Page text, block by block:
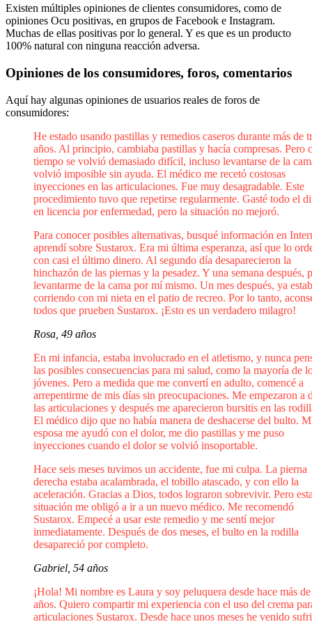
Existen múltiples opiniones de clientes consumidores, como de
opiniones Ocu positivas, en grupos de Facebook e Instagram.
Muchas de ellas positivas por lo general. Y es que es un producto
100% natural con ninguna reacción adversa.
Opiniones de los consumidores, foros, comentarios
Aquí hay algunas opiniones de usuarios reales de foros de
consumidores:
He estado usando pastillas y remedios caseros durante más de
años. Al principio, cambiaba pastillas y hacía compresas. Pero
tiempo se volvió demasiado difícil, incluso levantarse de la
volvió imposible sin ayuda. El médico me recetó costosas
inyecciones en las articulaciones. Fue muy desagradable. Este
procedimiento tuvo que repetirse regularmente. Gasté todo el
en licencia por enfermedad, pero la situación no mejoró.
Para conocer posibles alternativas, busqué información en
aprendí sobre Sustarox. Era mi última esperanza, así que lo
con casi el último dinero. Al segundo día desaparecieron la
hinchazón de las piernas y la pesadez. Y una semana después,
levantarme de la cama por mí mismo. Un mes después, ya
corriendo con mi nieta en el patio de recreo. Por lo tanto,
todos que prueben Sustarox. ¡Esto es un verdadero milagro!
Rosa, 49 años
En mi infancia, estaba involucrado en el atletismo, y nunca
las posibles consecuencias para mi salud, como la mayoría de
jóvenes. Pero a medida que me convertí en adulto, comencé a
arrepentirme de mis días sin preocupaciones. Me empezaron a
las articulaciones y después me aparecieron bursitis en las
El médico dijo que no había manera de deshacerse del bulto.
esposa me ayudó con el dolor, me dio pastillas y me puso
inyecciones cuando el dolor se volvió insoportable.
Hace seis meses tuvimos un accidente, fue mi culpa. La pierna
derecha estaba acalambrada, el tobillo atascado, y con ello la
aceleración. Gracias a Dios, todos lograron sobrevivir. Pero
situación me obligó a ir a un nuevo médico. Me recomendó
Sustarox. Empecé a usar este remedio y me sentí mejor
inmediatamente. Después de dos meses, el bulto en la rodilla
desapareció por completo.
Gabriel, 54 años
¡Hola! Mi nombre es Laura y soy peluquera desde hace más
años. Quiero compartir mi experiencia con el uso del crema
articulaciones Sustarox. Desde hace unos meses he venido